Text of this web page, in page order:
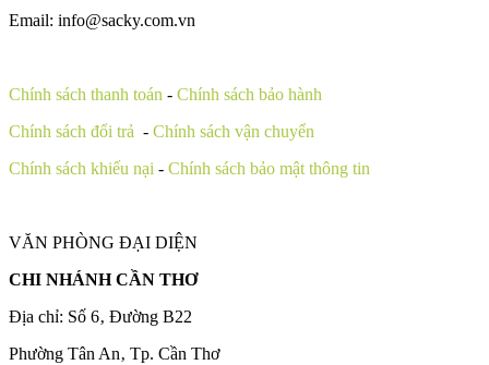
Email: info@sacky.com.vn
Chính sách thanh toán - Chính sách bảo hành
Chính sách đổi trả - Chính sách vận chuyển
Chính sách khiếu nại - Chính sách bảo mật thông tin
VĂN PHÒNG ĐẠI DIỆN
CHI NHÁNH CẦN THƠ
Địa chỉ: Số 6‚ Đường B22
Phường Tân An‚ Tp. Cần Thơ